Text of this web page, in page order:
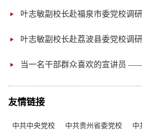
友情链接
中共中央党校 中共贵州省委党校 中